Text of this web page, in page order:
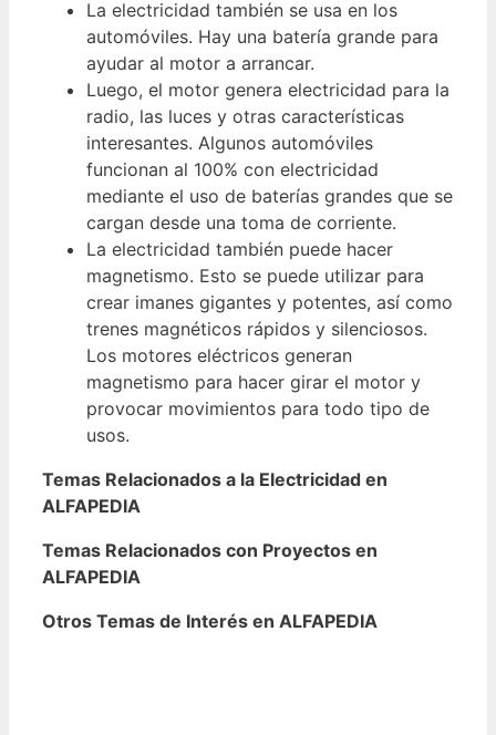
La electricidad también se usa en los
automóviles. Hay una batería grande para
ayudar al motor a arrancar.
Luego, el motor genera electricidad para la
radio, las luces y otras características
interesantes. Algunos automóviles
funcionan al 100% con electricidad
mediante el uso de baterías grandes que se
cargan desde una toma de corriente.
La electricidad también puede hacer
magnetismo. Esto se puede utilizar para
crear imanes gigantes y potentes, así como
trenes magnéticos rápidos y silenciosos.
Los motores eléctricos generan
magnetismo para hacer girar el motor y
provocar movimientos para todo tipo de
usos.
Temas Relacionados a la Electricidad en
ALFAPEDIA
Temas Relacionados con Proyectos en
ALFAPEDIA
Otros Temas de Interés en ALFAPEDIA